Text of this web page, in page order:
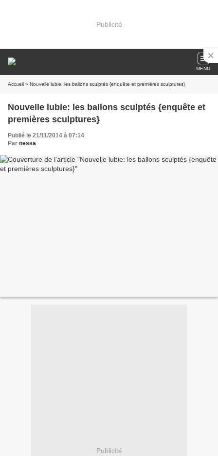
Publicité
MENU
Accueil » Nouvelle lubie: les ballons sculptés {enquête et premières sculptures}
Nouvelle lubie: les ballons sculptés {enquête et
premières sculptures}
Publié le 21/11/2014 à 07:14
Par nessa
Publicité